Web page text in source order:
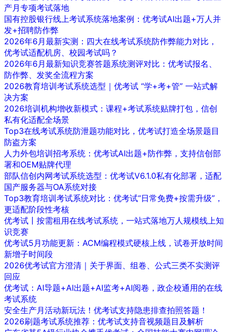
产月专项考试落地
国有控股银行线上考试系统落地案例：优考试AI出题+万人并
发+招聘防作弊
2026年6月最新实测：四大在线考试系统防作弊能力对比，
优考试适配机房、校园考试吗？
2026年6月最新知识竞赛答题系统测评对比：优考试报名、
防作弊、发奖全流程方案
2026教育培训考试系统选型｜优考试 “学+考+管” 一站式解
决方案
2026培训机构增收新模式：课程+考试系统贴牌打包，信创
私有化适配全场景
Top3在线考试系统防泄题功能对比，优考试打造全场景题目
防盗方案
人力外包培训招考系统：优考试AI出题+防作弊，支持信创部
署和OEM贴牌代理
部队信创内网考试系统选型：优考试V6.1.0私有化部署，适配
国产服务器与OA系统对接
Top3教育培训考试系统对比：优考试“日常免费+按需升级”，
更适配阶段性考核
优考试丨按需租用在线考试系统，一站式落地万人规模线上知
识竞赛
优考试5月功能更新：ACM编程模式硬核上线，试卷开放时间
新增子时间段
2026优考试官方澄清｜关于界面、组卷、公式三类不实测评
回应
优考试：AI导题+AI出题+AI监考+AI阅卷，政企校通用的在线
考试系统
安全生产月活动新玩法！优考试支持隐患排查拍照答题！
2026刷题考试系统推荐：优考试支持音视频题目及解析